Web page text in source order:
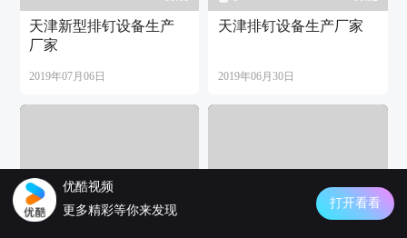
天津新型排钉设备生产
厂家
2019年07月06日
天津排钉设备生产厂家
2019年06月30日
封箱钉
00:34
优酷视频
更多精彩等你来发现
打开看看